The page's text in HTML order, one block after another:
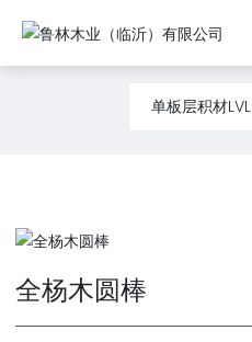
单板层积材LVL
全杨木圆棒